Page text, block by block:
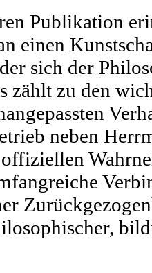
Publikation
einen
sich der
zählt zu den
neben